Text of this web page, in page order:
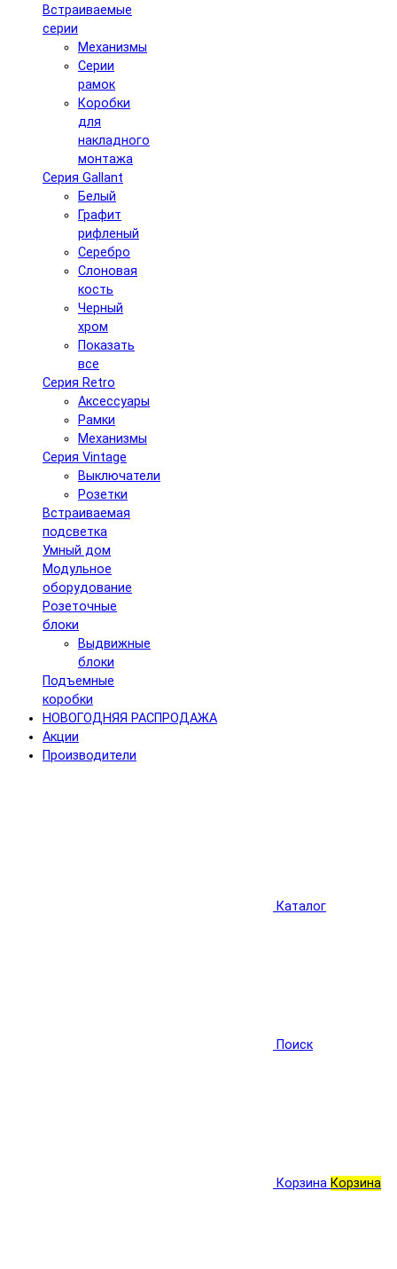
Встраиваемые
серии
Механизмы
Серии
рамок
Коробки
для
накладного
монтажа
Серия Gallant
Белый
Графит
рифленый
Серебро
Слоновая
кость
Черный
хром
Показать
все
Серия Retro
Аксессуары
Рамки
Механизмы
Серия Vintage
Выключатели
Розетки
Встраиваемая
подсветка
Умный дом
Модульное
оборудование
Розеточные
блоки
Выдвижные
блоки
Подъемные
коробки
НОВОГОДНЯЯ РАСПРОДАЖА
Акции
Производители
Каталог
Поиск
Корзина Корзина